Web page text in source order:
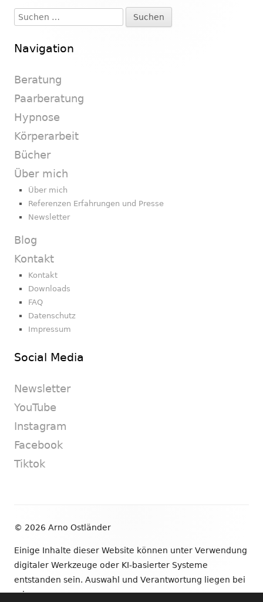
Seitenleiste
Suchen
nach:
Navigation
Beratung
Paarberatung
Hypnose
Körperarbeit
Bücher
Über mich
Über mich
Referenzen Erfahrungen und Presse
Newsletter
Blog
Kontakt
Kontakt
Downloads
FAQ
Datenschutz
Impressum
Social Media
Newsletter
YouTube
Instagram
Facebook
Tiktok
© 2026 Arno Ostländer
Einige Inhalte dieser Website können unter Verwendung
digitaler Werkzeuge oder KI-basierter Systeme
entstanden sein. Auswahl und Verantwortung liegen bei
mir.